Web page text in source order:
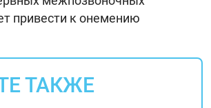
привести к онемению
ТАКЖЕ